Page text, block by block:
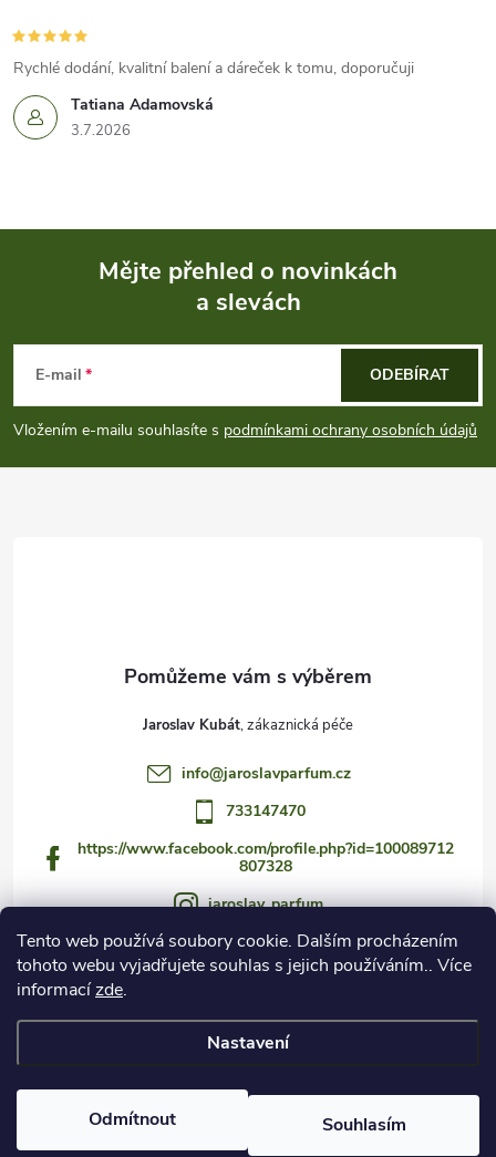
Tento web používá soubory cookie. Dalším procházením
tohoto webu vyjadřujete souhlas s jejich používáním.. Více
informacízde.
Nastavení
Odmítnout Souhlasím
Tatiana Adamovská
3.7.2026
Rychlé dodání, kvalitní balení a dáreček k tomu, doporučuji
p
a
Mějte přehled o novinkách
a slevách
E-mail
Vložením e-mailu souhlasíte s podmínkami ochrany osobních údajů
ODEBÍRAT
Jaroslav Kubát
info@jaroslavparfum.cz
733147470
https://www.facebook.com/profile.php?id=100089712
807328
jaroslav_parfum
733147470
https://www.youtube.com/@jaroslav_parfum
Czech Fragrance Club. Všechna práva vyhrazena.